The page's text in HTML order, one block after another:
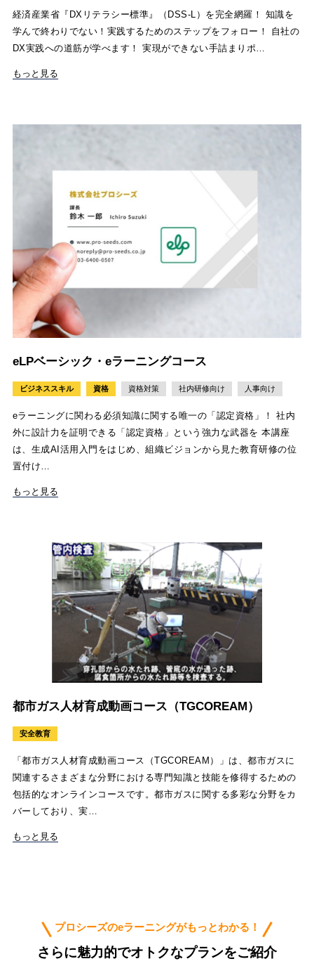
経済産業省『DXリテラシー標準』（DSS-L）を完全網羅！ 知識を
学んで終わりでない！実践するためのステップをフォロー！ 自社の
DX実践への道筋が学べます！ 実現ができない手詰まりポ…
もっと見る
eLPベーシック・eラーニングコース
ビジネススキル 資格 資格対策 社内研修向け 人事向け
eラーニングに関わる必須知識に関する唯一の「認定資格」！ 社内
外に設計力を証明できる「認定資格」という強力な武器を 本講座
は、生成AI活用入門をはじめ、組織ビジョンから見た教育研修の位
置付け…
もっと見る
都市ガス人材育成動画コース（TGCOREAM）
安全教育
「都市ガス人材育成動画コース（TGCOREAM）」は、都市ガスに
関連するさまざまな分野における専門知識と技能を修得するための
包括的なオンラインコースです。都市ガスに関する多彩な分野をカ
バーしており、実…
もっと見る
プロシーズのeラーニングがもっとわかる！
さらに魅力的でオトクなプランをご紹介